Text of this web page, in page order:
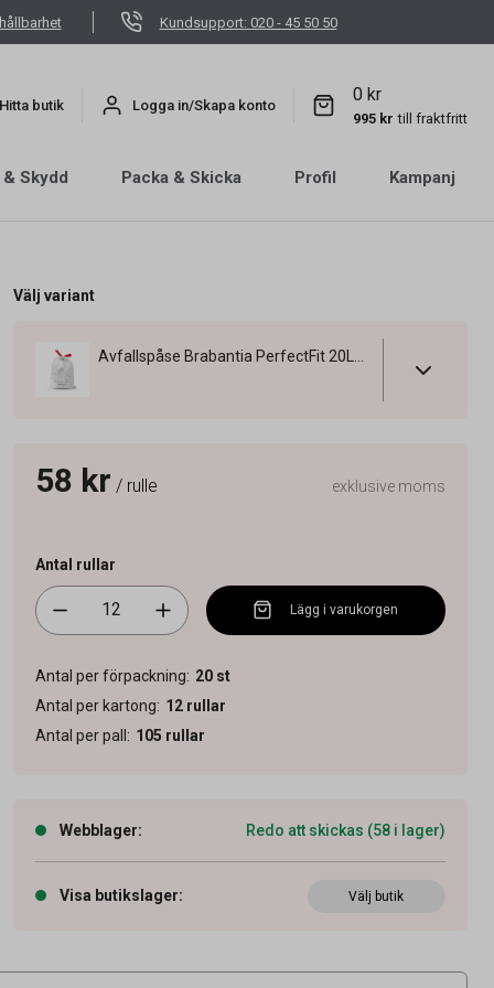
Kundsupport: 020 - 45 50 50
Hitta butik Logga in/Skapa konto
0 kr
995 kr till fraktfritt
Skydd Packa & Skicka Profil Kampanj
Välj variant
58 kr / rulle exklusive moms
Antal rullar
Lägg i varukorgen
Antal per förpackning: 20 st
Antal per kartong: 12 rullar
Antal per pall : 105 rullar
Webblager: Redo att skickas (58 i lager)
Visa butikslager: Välj butik